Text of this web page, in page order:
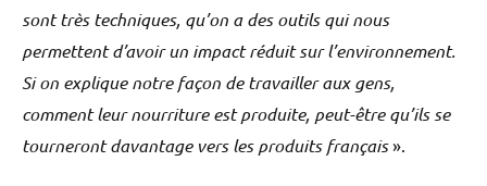
sont très techniques, qu’on a des outils qui nous
permettent d’avoir un impact réduit sur l’environnement.
Si on explique notre façon de travailler aux gens,
comment leur nourriture est produite, peut-être qu’ils se
tourneront davantage vers les produits français».